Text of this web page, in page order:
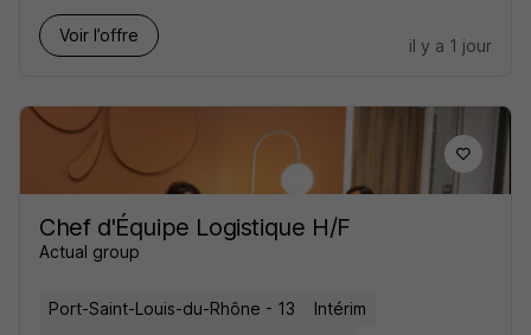
Voir l’offre
il y a 1 jour
Chef d'Équipe Logistique H/F
Actual group
Port-Saint-Louis-du-Rhône - 13
Intérim